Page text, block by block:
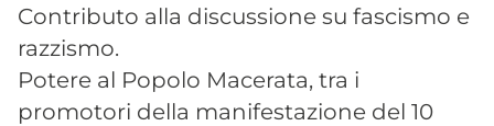
Contributo alla discussione su fascismo e
razzismo.
Potere al Popolo Macerata, tra i
promotori della manifestazione del 10